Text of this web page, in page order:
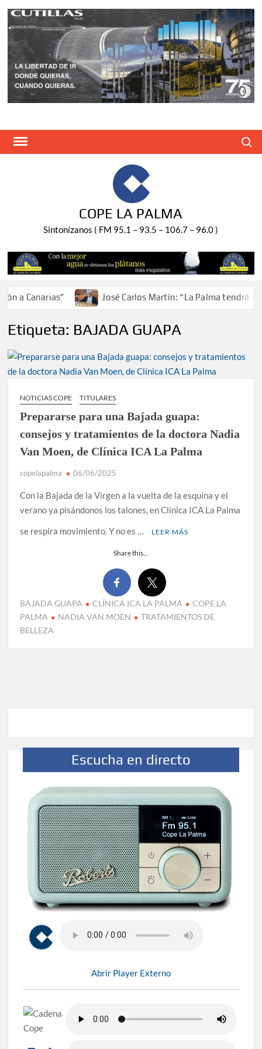
Saltar
contenido
COPE LA PALMA
Sintonízanos ( FM 95.1 – 93.5 – 106.7 – 96.0 )
a Canarias” José Carlos Martín: “La Palma tendrá
Etiqueta: BAJADA GUAPA
NOTICIAS COPE TITULARES
Prepararse para una Bajada guapa:
consejos y tratamientos de la doctora Nadia
Van Moen, de Clínica ICA La Palma
copelapalma 06/06/2025
Con la Bajada de la Virgen a la vuelta de la esquina y el
verano ya pisándonos los talones, en Clínica ICA La Palma
se respira movimiento. Y no es …
LEER MÁS
Share this...
BAJADA GUAPA CLÍNICA ICA LA PALMA
COPE LA
PALMA
NADIA VAN MOEN
TRATAMIENTOS DE
BELLEZA
Escucha en directo
Abrir Player Externo